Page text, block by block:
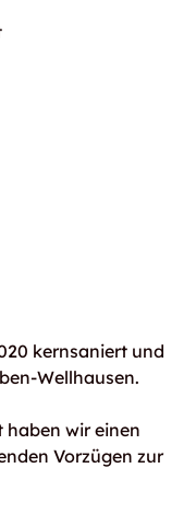
kernsaniert und
Wellhausen.
haben wir einen
Vorzügen zur